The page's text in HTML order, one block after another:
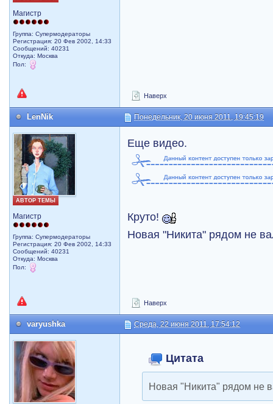
Магистр
Группа: Супермодераторы
Регистрация: 20 Фев 2002, 14:33
Сообщений: 40231
Откуда: Москва
Пол:
Наверх
LenNik Понедельник, 20 июня 2011, 19:45:19
АВТОР ТЕМЫ
Магистр
Группа: Супермодераторы
Регистрация: 20 Фев 2002, 14:33
Сообщений: 40231
Откуда: Москва
Пол:
Еще видео.
Круто!
Новая "Никита" рядом не
Наверх
varyushka Среда, 22 июня 2011, 17:54:12
Цитата
Новая "Никита" рядом не